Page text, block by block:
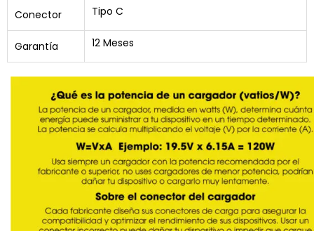
Conector Tipo C
Garantía 12 Meses